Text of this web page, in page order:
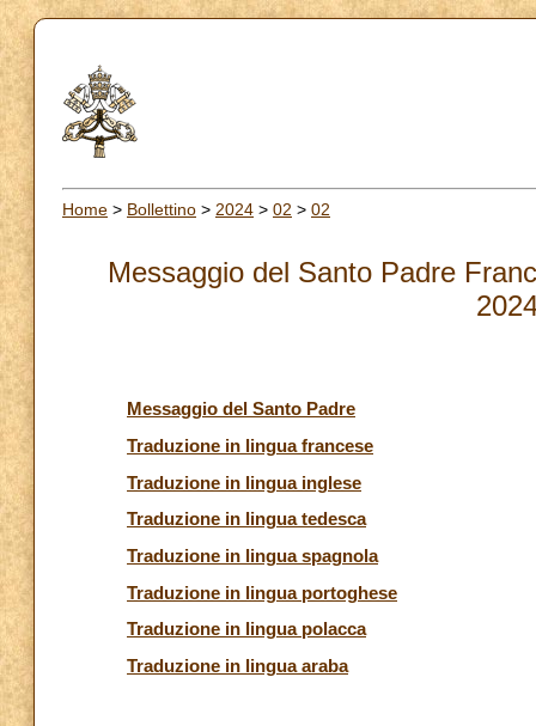
Home > Bollettino > 2024 > 02 > 02
Messaggio del Santo Padre
Messaggio del Santo Padre
Traduzione in lingua francese
Traduzione in lingua inglese
Traduzione in lingua tedesca
Traduzione in lingua spagnola
Traduzione in lingua portoghese
Traduzione in lingua polacca
Traduzione in lingua araba